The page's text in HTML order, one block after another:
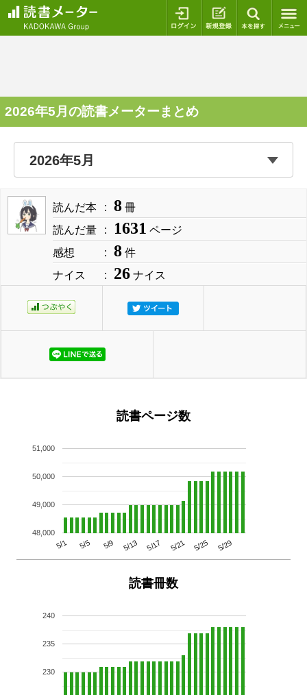
ログイン 新規登録
2026年5月の読書メーターまとめ
読んだ本 8 冊
読んだ量
1631 ページ
感想
8 件
ナイス
26 ナイス
読書ページ数
5/1 5/5 5/9 5/13 5/17 5/21 5/25 5/29
48,000
49,000
50,000
51,000
読書冊数
230
235
240